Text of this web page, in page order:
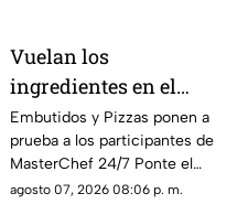
Vuelan los
ingredientes en el
programa MasterChef
24/7
Embutidos y Pizzas ponen a
prueba a los participantes de
MasterChef 24/7 Ponte el
delantal y degusta junto a
agosto 07, 2026 08:06 p. m.